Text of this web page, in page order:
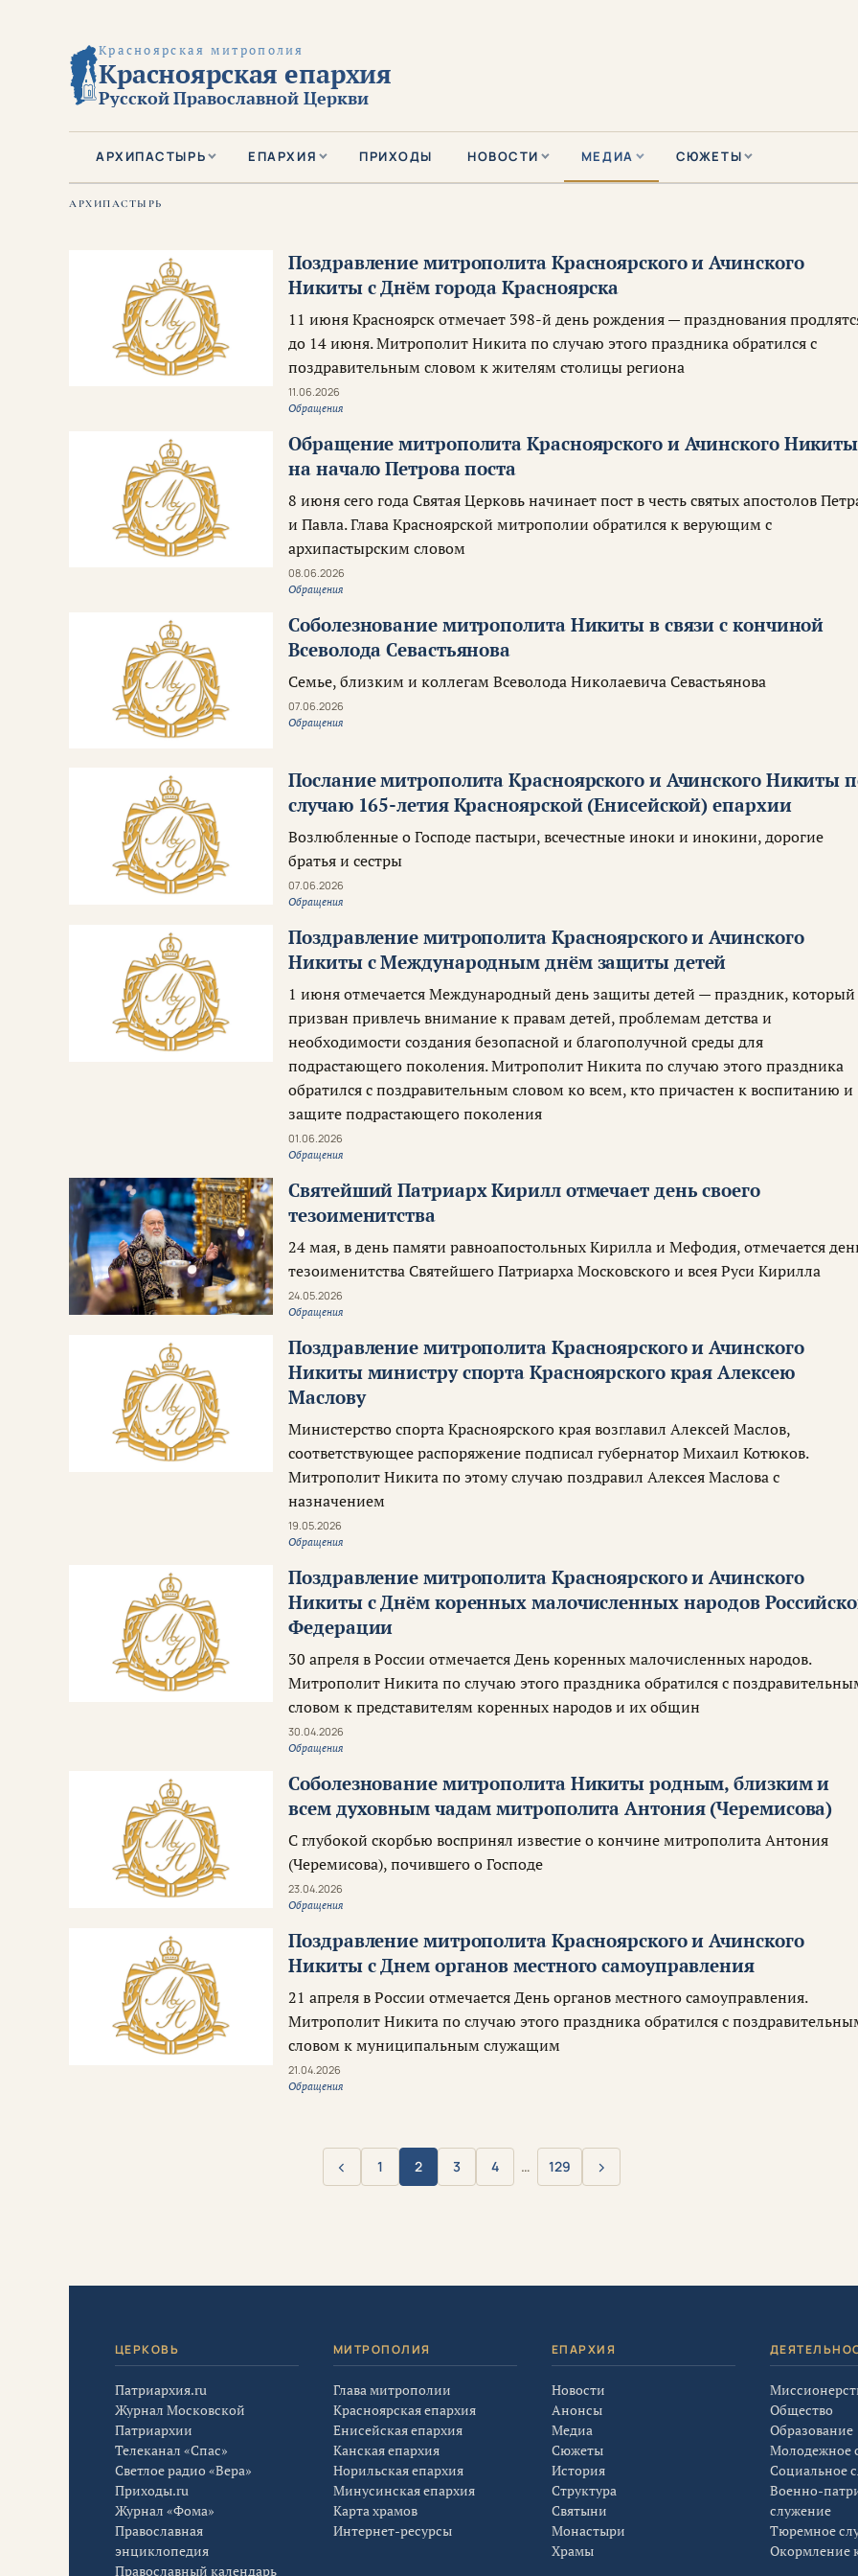
Красноярская митрополия
Красноярская епархия
Русской Православной Церкви
АРХИПАСТЫРЬ ЕПАРХИЯ ПРИХОДЫ НОВОСТИ МЕДИА СЮЖЕТЫ
АРХИПАСТЫРЬ
Поздравление митрополита Красноярского и Ачинского
Никиты с Днём города Красноярска
11 июня Красноярск отмечает 398-й день рождения — празднования
до 14 июня. Митрополит Никита по случаю этого праздника обратился с
поздравительным словом к жителям столицы региона
11.06.2026
Обращения
Обращение митрополита Красноярского и Ачинского Никиты
на начало Петрова поста
8 июня сего года Святая Церковь начинает пост в честь святых апостолов
и Павла. Глава Красноярской митрополии обратился к верующим с
архипастырским словом
08.06.2026
Обращения
Соболезнование митрополита Никиты в связи с кончиной
Всеволода Севастьянова
Семье, близким и коллегам Всеволода Николаевича Севастьянова
07.06.2026
Обращения
Послание митрополита Красноярского и Ачинского Никиты
случаю 165-летия Красноярской (Енисейской) епархии
Возлюбленные о Господе пастыри, всечестные иноки и инокини, дорогие
братья и сестры
07.06.2026
Обращения
Поздравление митрополита Красноярского и Ачинского
Никиты с Международным днём защиты детей
1 июня отмечается Международный день защиты детей — праздник, который
призван привлечь внимание к правам детей, проблемам детства и
необходимости создания безопасной и благополучной среды для
подрастающего поколения. Митрополит Никита по случаю этого праздника
обратился с поздравительным словом ко всем, кто причастен к воспитанию и
защите подрастающего поколения
01.06.2026
Обращения
Святейший Патриарх Кирилл отмечает день своего
тезоименитства
24 мая, в день памяти равноапостольных Кирилла и Мефодия, отмечается
тезоименитства Святейшего Патриарха Московского и всея Руси Кирилла
24.05.2026
Обращения
Поздравление митрополита Красноярского и Ачинского
Никиты министру спорта Красноярского края Алексею
Маслову
Министерство спорта Красноярского края возглавил Алексей Маслов,
соответствующее распоряжение подписал губернатор Михаил Котюков.
Митрополит Никита по этому случаю поздравил Алексея Маслова с
назначением
19.05.2026
Обращения
Поздравление митрополита Красноярского и Ачинского
Никиты с Днём коренных малочисленных народов
Федерации
30 апреля в России отмечается День коренных малочисленных народов.
Митрополит Никита по случаю этого праздника обратился с
словом к представителям коренных народов и их общин
30.04.2026
Обращения
Соболезнование митрополита Никиты родным, близким и
всем духовным чадам митрополита Антония (Черемисова)
С глубокой скорбью воспринял известие о кончине митрополита Антония
(Черемисова), почившего о Господе
23.04.2026
Обращения
Поздравление митрополита Красноярского и Ачинского
Никиты с Днем органов местного самоуправления
21 апреля в России отмечается День органов местного самоуправления.
Митрополит Никита по случаю этого праздника обратился с
словом к муниципальным служащим
21.04.2026
Обращения
Назад
‹ 1 2 3 4 … 129 Вперёд
›
ЦЕРКОВЬ
Патриархия.ru
Журнал Московской
Патриархии
Телеканал «Спас»
Светлое радио «Вера»
Приходы.ru
Журнал «Фома»
Православная
энциклопедия
Православный календарь
МИТРОПОЛИЯ
Глава митрополии
Красноярская епархия
Енисейская епархия
Канская епархия
Норильская епархия
Минусинская епархия
Карта храмов
Интернет-ресурсы
ЕПАРХИЯ
Новости
Анонсы
Медиа
Сюжеты
История
Структура
Святыни
Монастыри
Храмы
Общество
Образование
Молодежное
Социальное
Военно-
служение
Тюремное
Окормление